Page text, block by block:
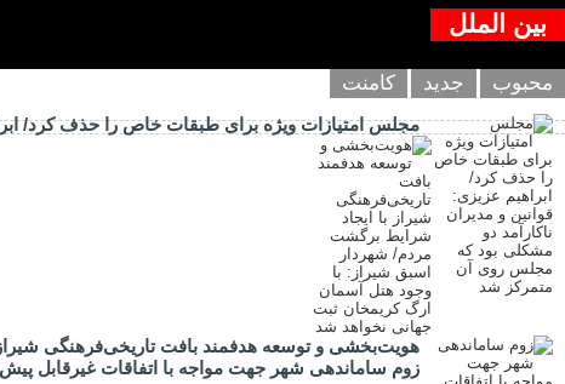
بین الملل
محبوب جدید کامنت
مجلس امتیازات ویژه برای طبقات خاص را حذف کرد/
هویت‌بخشی و توسعه هدفمند بافت تاریخی‌فرهنگی
زوم ساماندهی شهر جهت مواجه با اتفاقات غیرقابل